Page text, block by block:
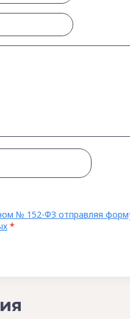
№ 152-ФЗ отправляя
*